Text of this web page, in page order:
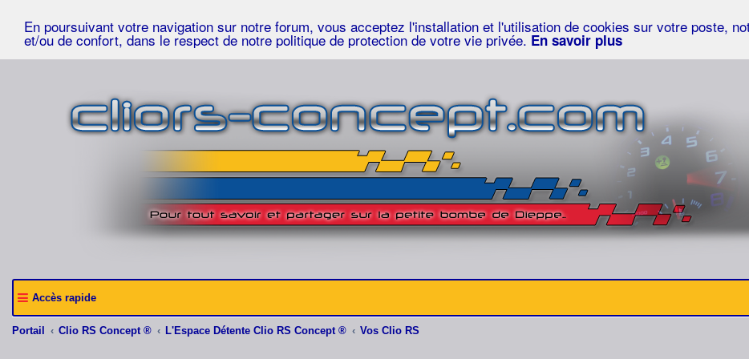
En poursuivant votre navigation sur notre forum, vous acceptez l'installation et l'utilisation de cookies sur votre poste,
et/ou de confort, dans le respect de notre politique de protection de votre vie privée. En savoir plus
Accès rapide
Portail Clio RS Concept ® L'Espace Détente Clio RS Concept ® Vos Clio RS